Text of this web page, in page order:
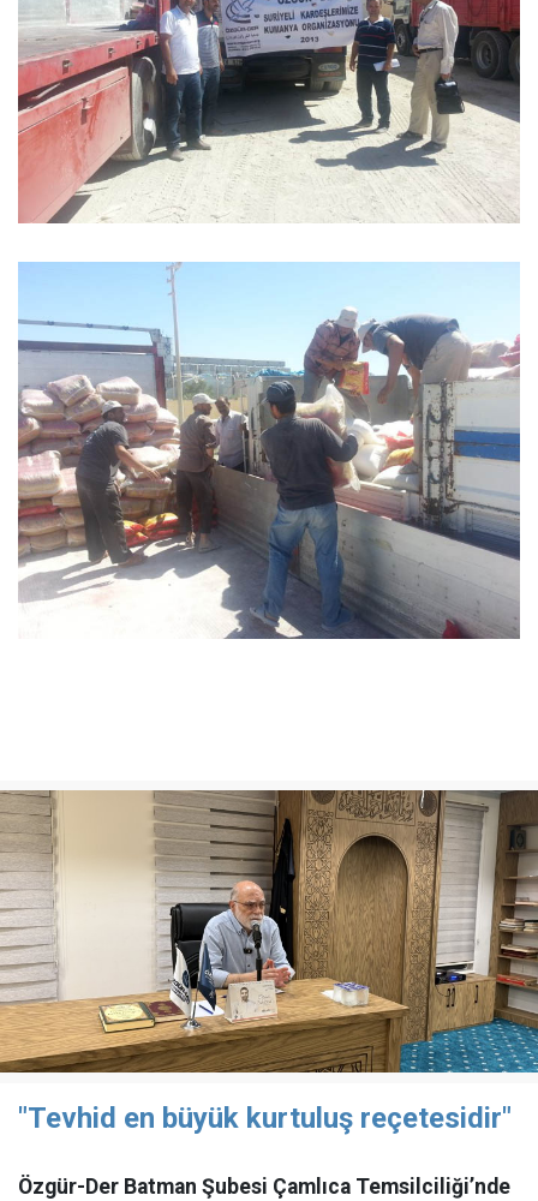
"Tevhid en büyük kurtuluş reçetesidir"
Özgür-Der Batman Şubesi Çamlıca Temsilciliği’nde